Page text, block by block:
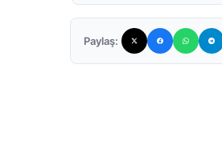
Paylaş: